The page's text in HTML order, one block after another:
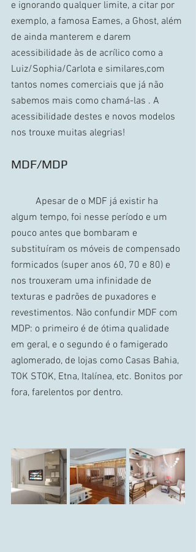
e ignorando qualquer limite, a citar por
exemplo, a famosa Eames, a Ghost, além
de ainda manterem e darem
acessibilidade às de acrílico como a
Luiz/Sophia/Carlota e similares,com
tantos nomes comerciais que já não
sabemos mais como chamá-las . A
acessibilidade destes e novos modelos
nos trouxe muitas alegrias!
MDF/MDP
algum tempo, foi nesse período e um
pouco antes que bombaram e
substituíram os móveis de compensado
formicados (super anos 60, 70 e 80) e
nos trouxeram uma infinidade de
texturas e padrões de puxadores e
revestimentos. Não confundir MDF com
MDP: o primeiro é de ótima qualidade
em geral, e o segundo é o famigerado
aglomerado, de lojas como Casas Bahia,
TOK STOK, Etna, Italínea, etc. Bonitos por
fora, farelentos por dentro.